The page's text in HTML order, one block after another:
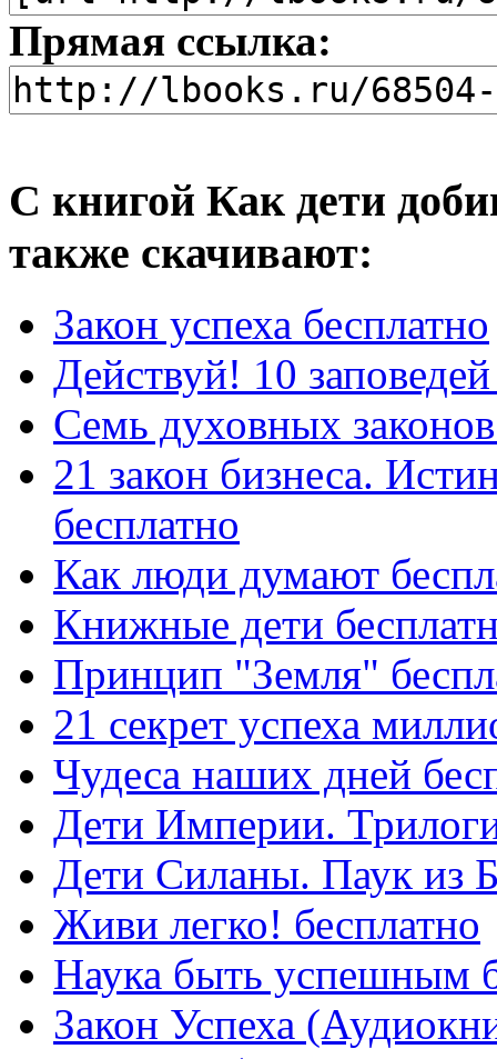
Прямая ссылка:
С книгой Как дети
также скачивают:
Закон успеха бесплатно
Действуй! 10
Семь духовных
21 закон бизнеса.
бесплатно
Как люди думают
Книжные дети
Принцип "Земля"
21 секрет успеха
Чудеса наших дней
Дети Империи.
Дети Силаны. Паук из
Живи легко! бесплатно
Наука быть успешным
Закон Успеха